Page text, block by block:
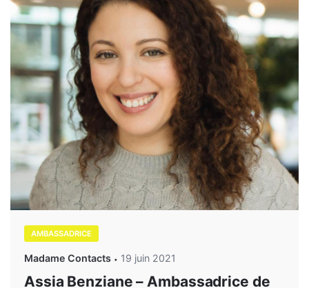
AMBASSADRICE
Madame Contacts 19 juin 2021
Assia Benziane – Ambassadrice de